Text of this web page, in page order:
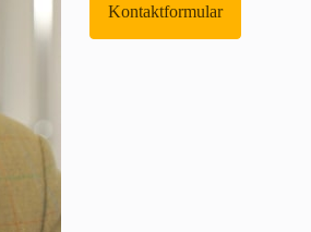
Kontaktformular